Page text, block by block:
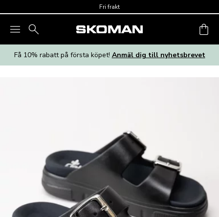
Fri frakt
Få 10% rabatt på första köpet! Anmäl dig till nyhetsbrevet